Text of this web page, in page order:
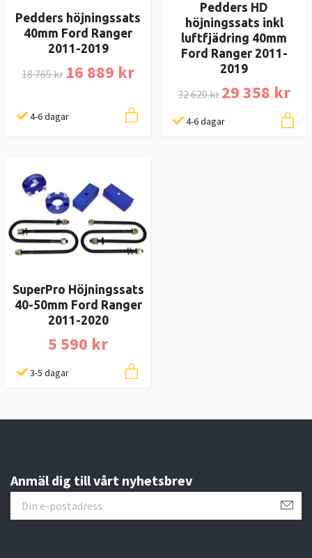
Pedders höjningssats
40mm Ford Ranger
2011-2019
18 765 kr 16 889 kr
4-6 dagar
Pedders HD
höjningssats inkl
luftfjädring 40mm
Ford Ranger 2011-
2019
32 620 kr 29 358 kr
4-6 dagar
SuperPro Höjningssats
40-50mm Ford Ranger
2011-2020
5 590 kr
3-5 dagar
Anmäl dig till vårt nyhetsbrev